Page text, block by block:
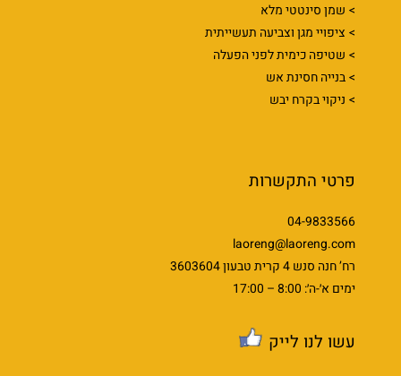
שמן סינטטי מלא
ציפויי מגן וצביעה תעשייתית
שטיפה כימית לפני הפעלה
בנייה חסינת אש
ניקוי בקרח יבש
פרטי התקשרות
04-9833566
laoreng@laoreng.com
רח’ חנה סנש 4 קרית טבעון 3603604
ימים א׳-ה׳: 8:00 – 17:00
עשו לנו לייק